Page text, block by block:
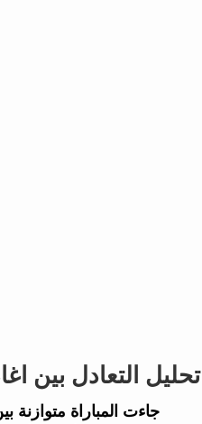
تحليل التعادل بين
جاءت المباراة متوازنة